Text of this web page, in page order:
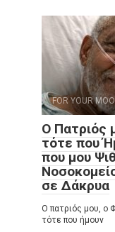
FOR YOUR
Ο Πατριός
τότε που
που μου
σε Δάκρυα
Ο πατριός μου, ο
τότε που ήμουν